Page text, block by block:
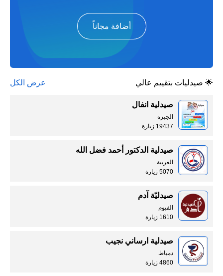
أضافة مجاناً
🌟 صيدليات بتقييم عالي عرض الكل
صيدلية انفال
الجيزة
19437 زيارة
صيدلية الدكتور أحمد فضل الله
الغربية
5070 زيارة
صيدليّة آدم
الفيوم
1610 زيارة
صيدلية ارساني نجيب
دمياط
4860 زيارة